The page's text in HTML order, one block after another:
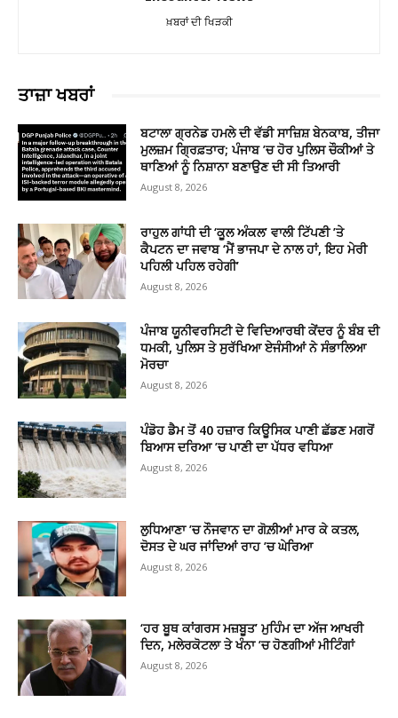
ਖ਼ਬਰਾਂ ਦੀ ਖਿੜਕੀ
ਤਾਜ਼ਾ ਖਬਰਾਂ
ਬਟਾਲਾ ਗ੍ਰਨੇਡ ਹਮਲੇ ਦੀ ਵੱਡੀ ਸਾਜ਼ਿਸ਼ ਬੇਨਕਾਬ, ਤੀਜਾ
ਮੁਲਜ਼ਮ ਗ੍ਰਿਫ਼ਤਾਰ; ਪੰਜਾਬ ’ਚ ਹੋਰ ਪੁਲਿਸ ਚੌਕੀਆਂ ਤੇ
ਥਾਣਿਆਂ ਨੂੰ ਨਿਸ਼ਾਨਾ ਬਣਾਉਣ ਦੀ ਸੀ ਤਿਆਰੀ
August 8, 2026
ਰਾਹੁਲ ਗਾਂਧੀ ਦੀ ‘ਕੂਲ ਅੰਕਲ’ ਵਾਲੀ ਟਿੱਪਣੀ ’ਤੇ
ਕੈਪਟਨ ਦਾ ਜਵਾਬ ‘ਮੈਂ ਭਾਜਪਾ ਦੇ ਨਾਲ ਹਾਂ, ਇਹ ਮੇਰੀ
ਪਹਿਲੀ ਪਹਿਲ ਰਹੇਗੀ’
August 8, 2026
ਪੰਜਾਬ ਯੂਨੀਵਰਸਿਟੀ ਦੇ ਵਿਦਿਆਰਥੀ ਕੇਂਦਰ ਨੂੰ ਬੰਬ ਦੀ
ਧਮਕੀ, ਪੁਲਿਸ ਤੇ ਸੁਰੱਖਿਆ ਏਜੰਸੀਆਂ ਨੇ ਸੰਭਾਲਿਆ
ਮੋਰਚਾ
August 8, 2026
ਪੰਡੋਹ ਡੈਮ ਤੋਂ 40 ਹਜ਼ਾਰ ਕਿਊਸਿਕ ਪਾਣੀ ਛੱਡਣ ਮਗਰੋਂ
ਬਿਆਸ ਦਰਿਆ ’ਚ ਪਾਣੀ ਦਾ ਪੱਧਰ ਵਧਿਆ
August 8, 2026
ਲੁਧਿਆਣਾ ’ਚ ਨੌਜਵਾਨ ਦਾ ਗੋਲ਼ੀਆਂ ਮਾਰ ਕੇ ਕਤਲ,
ਦੋਸਤ ਦੇ ਘਰ ਜਾਂਦਿਆਂ ਰਾਹ ’ਚ ਘੇਰਿਆ
August 8, 2026
‘ਹਰ ਬੂਥ ਕਾਂਗਰਸ ਮਜ਼ਬੂਤ’ ਮੁਹਿੰਮ ਦਾ ਅੱਜ ਆਖਰੀ
ਦਿਨ, ਮਲੇਰਕੋਟਲਾ ਤੇ ਖੰਨਾ ’ਚ ਹੋਣਗੀਆਂ ਮੀਟਿੰਗਾਂ
August 8, 2026